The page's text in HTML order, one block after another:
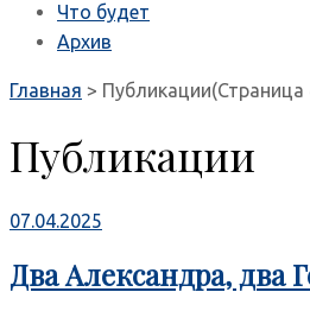
Что будет
Архив
Главная > Публикации(Страница
Публикации
07.04.2025
Два Александра, два